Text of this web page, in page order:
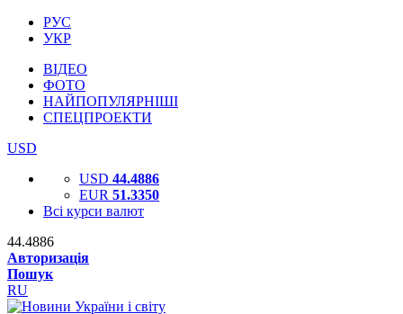
РУС
УКР
ВІДЕО
ФОТО
НАЙПОПУЛЯРНІШІ
СПЕЦПРОЕКТИ
USD
USD 44.4886
EUR 51.3350
Всі курси валют
44.4886
Авторизація
Пошук
RU